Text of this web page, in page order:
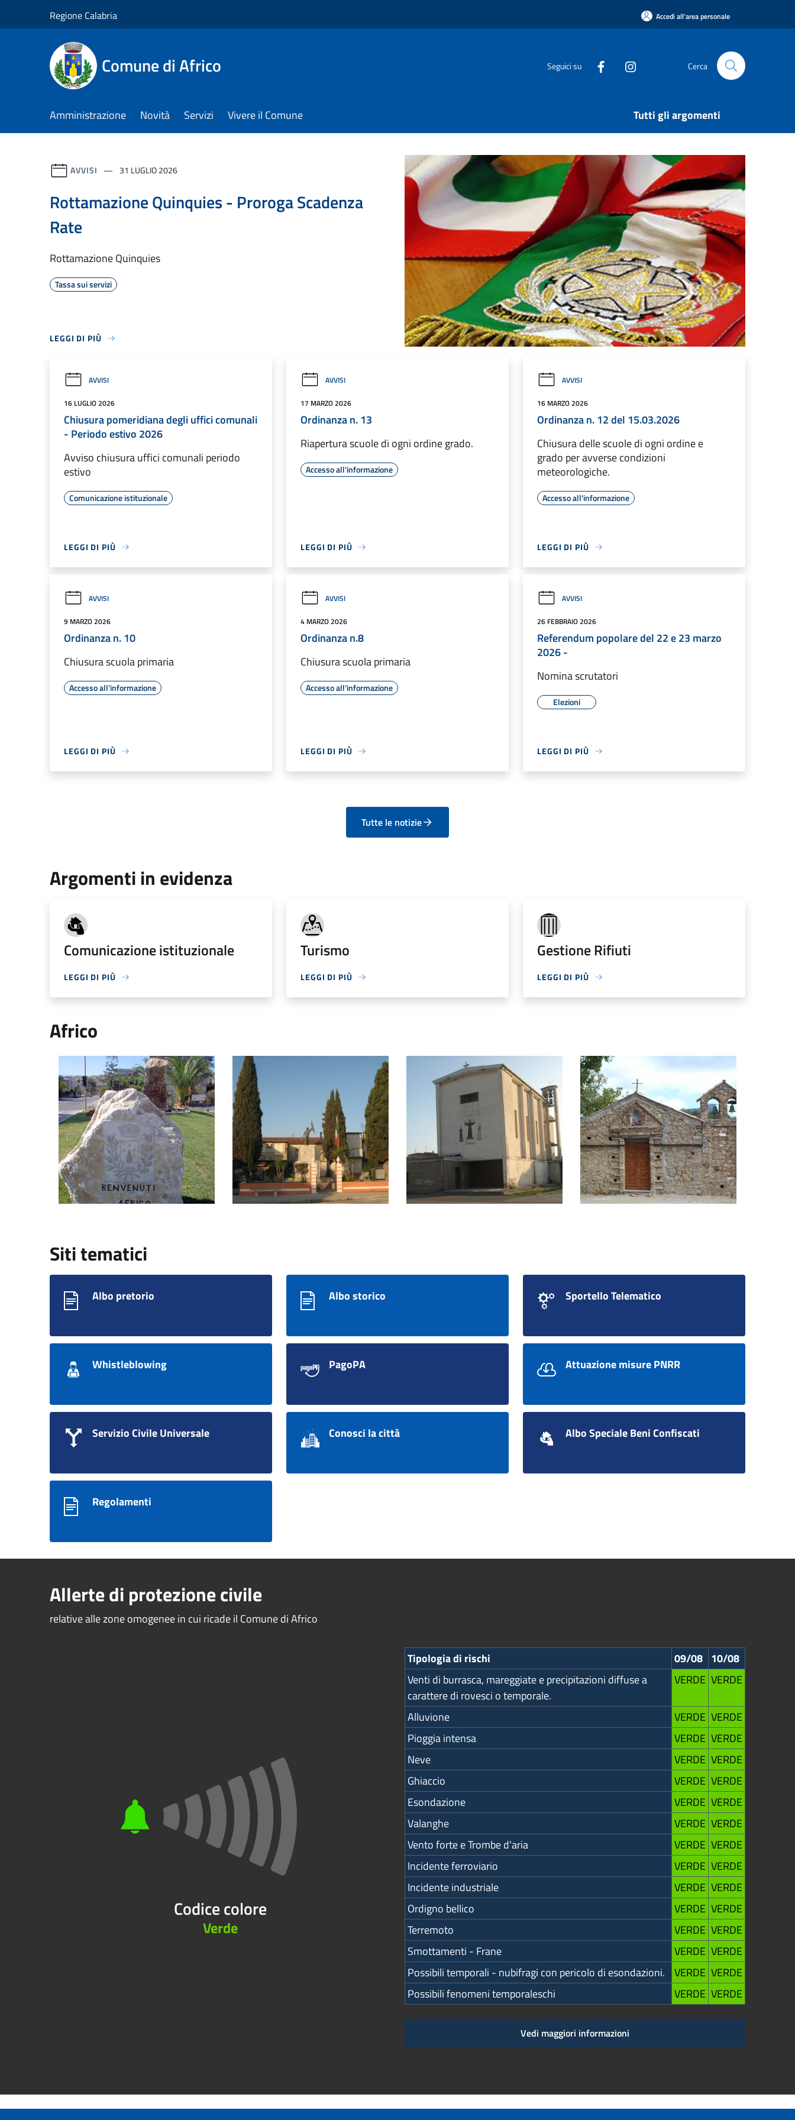
Regione Calabria Accedi all'area personale
Comune di Africo Seguici su Cerca
Amministrazione Novità Servizi Vivere il Comune Tutti gli argomenti
AVVISI 31 LUGLIO 2026
Rottamazione Quinquies - Proroga Scadenza
Rate
Rottamazione Quinquies
Tassa sui servizi
LEGGI DI PIÙ
AVVISI
16 LUGLIO 2026
Chiusura pomeridiana degli uffici comunali
- Periodo estivo 2026
Avviso chiusura uffici comunali periodo
estivo
Comunicazione istituzionale
LEGGI DI PIÙ
AVVISI
17 MARZO 2026
Ordinanza n. 13
Riapertura scuole di ogni ordine grado.
Accesso all'informazione
LEGGI DI PIÙ
AVVISI
16 MARZO 2026
Ordinanza n. 12 del 15.03.2026
Chiusura delle scuole di ogni ordine e
grado per avverse condizioni
meteorologiche.
Accesso all'informazione
LEGGI DI PIÙ
AVVISI
9 MARZO 2026
Ordinanza n. 10
Chiusura scuola primaria
Accesso all'informazione
LEGGI DI PIÙ
AVVISI
4 MARZO 2026
Ordinanza n.8
Chiusura scuola primaria
Accesso all'informazione
LEGGI DI PIÙ
AVVISI
26 FEBBRAIO 2026
Referendum popolare del 22 e 23 marzo
2026 -
Nomina scrutatori
Elezioni
LEGGI DI PIÙ
Tutte le notizie
Argomenti in evidenza
Comunicazione istituzionale
LEGGI DI PIÙ
Turismo
LEGGI DI PIÙ
Gestione Rifiuti
LEGGI DI PIÙ
Africo
Benvenuti ad Africo Africo Chiesa del Santissimo Salvatore Chiesa San Leo
Siti tematici
Albo pretorio Albo storico Sportello Telematico
Whistleblowing PagoPA Attuazione misure PNRR
Servizio Civile Universale Conosci la città Albo Speciale Beni Confiscati
Regolamenti
Allerte di protezione civile
relative alle zone omogenee in cui ricade il Comune di Africo
Codice colore
Verde
Tipologia di rischi 09/08 10/08
Venti di burrasca, mareggiate e precipitazioni diffuse a
carattere di rovesci o temporale.
VERDE VERDE
Alluvione VERDE VERDE
Pioggia intensa
VERDE VERDE
Neve
VERDE VERDE
Ghiaccio
VERDE VERDE
Esondazione
VERDE VERDE
Valanghe
VERDE VERDE
Vento forte e Trombe d'aria
VERDE VERDE
Incidente ferroviario
VERDE VERDE
Incidente industriale
VERDE VERDE
Ordigno bellico
VERDE VERDE
Terremoto
VERDE VERDE
Smottamenti - Frane
VERDE VERDE
Possibili temporali - nubifragi con pericolo di esondazioni.
VERDE VERDE
Possibili fenomeni temporaleschi
VERDE VERDE
Vedi maggiori informazioni